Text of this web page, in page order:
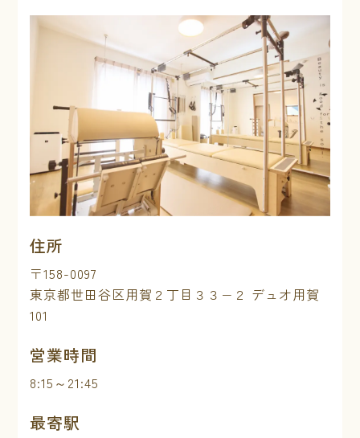
住所
〒158-0097
東京都世田谷区用賀２丁目３３−２ デュオ用賀
101
営業時間
8:15～21:45
最寄駅